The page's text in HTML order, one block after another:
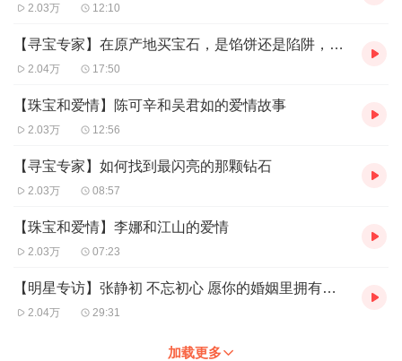
2.03万 12:10
【寻宝专家】在原产地买宝石，是馅饼还是陷阱，是淘宝捡漏还是上当受骗？
2.04万 17:50
【珠宝和爱情】陈可辛和吴君如的爱情故事
2.03万 12:56
【寻宝专家】如何找到最闪亮的那颗钻石
2.03万 08:57
【珠宝和爱情】李娜和江山的爱情
2.03万 07:23
【明星专访】张静初 不忘初心 愿你的婚姻里拥有爱情
2.04万 29:31
加载更多